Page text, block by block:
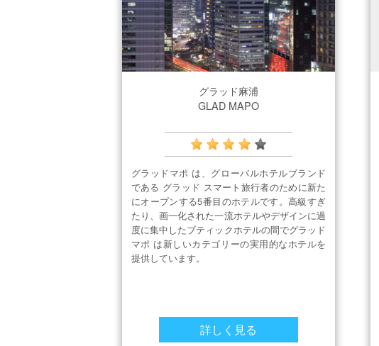
グラッド麻浦
GLAD MAPO
グラッドマポ は、グローバルホテルブランド
である グラッド スマート旅行者のために新た
にオープンする5番目のホテルです。高級すぎ
たり、画一化された一流ホテルやデザインに過
度に集中したブティックホテルの間でグラッド
マポ は新しいカテゴリーの実用的なホテルを
提供しています。
詳しく見る